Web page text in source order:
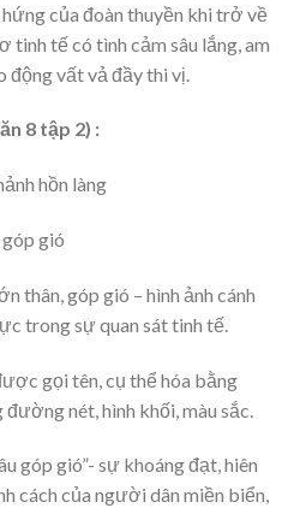
của đoàn thuyền khi trở về
tinh tế có tình cảm sâu lắng, am
vất vả đầy thi vị.
8 tập 2) :
hồn làng
gió
thân, góp gió – hình ảnh cánh
trong sự quan sát tinh tế.
gọi tên, cụ thể hóa bằng
đường nét, hình khối, màu sắc.
góp gió”- sự khoáng đạt, hiên
cách của người dân miền biển,